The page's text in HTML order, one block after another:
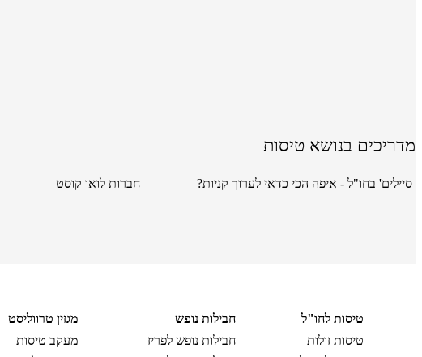
מדריכים בנושא טיסות
סיילים' בחו"ל - איפה הכי כדאי לערוך קניות? חברות לואו קוסט
טיסות לחו"ל
טיסות זולות
חבילות נופש
חבילות נופש לפריז
מגזין טרווליסט
מעקב טיסות